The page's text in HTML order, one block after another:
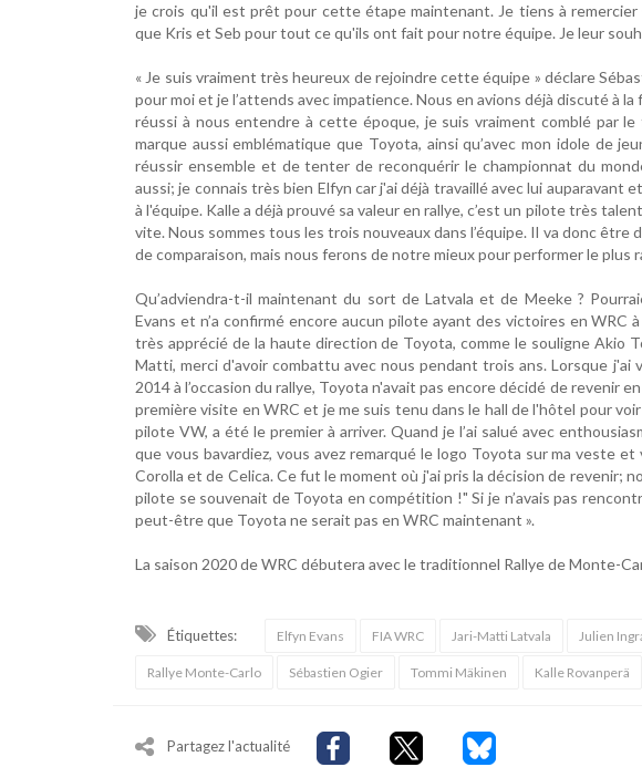
je crois qu'il est prêt pour cette étape maintenant. Je tiens à
que Kris et Seb pour tout ce qu'ils ont fait pour notre équipe. Je leur
« Je suis vraiment très heureux de rejoindre cette équipe » déclare
pour moi et je l’attends avec impatience. Nous en avions déjà discuté à la
réussi à nous entendre à cette époque, je suis vraiment comblé par
marque aussi emblématique que Toyota, ainsi qu’avec mon idole de
réussir ensemble et de tenter de reconquérir le championnat du
aussi; je connais très bien Elfyn car j'ai déjà travaillé avec lui auparavant
à l'équipe. Kalle a déjà prouvé sa valeur en rallye, c’est un pilote très
vite. Nous sommes tous les trois nouveaux dans l’équipe. Il va donc être
de comparaison, mais nous ferons de notre mieux pour performer le plus
Qu’adviendra-t-il maintenant du sort de Latvala et de Meeke ?
Evans et n’a confirmé encore aucun pilote ayant des victoires en WRC
très apprécié de la haute direction de Toyota, comme le souligne Akio
Matti, merci d'avoir combattu avec nous pendant trois ans. Lorsque j'ai
2014 à l’occasion du rallye, Toyota n'avait pas encore décidé de revenir
première visite en WRC et je me suis tenu dans le hall de l'hôtel pour
pilote VW, a été le premier à arriver. Quand je l’ai salué avec
que vous bavardiez, vous avez remarqué le logo Toyota sur ma veste
Corolla et de Celica. Ce fut le moment où j'ai pris la décision de revenir;
pilote se souvenait de Toyota en compétition !" Si je n’avais pas
peut-être que Toyota ne serait pas en WRC maintenant ».
La saison 2020 de WRC débutera avec le traditionnel Rallye de Monte-
Étiquettes: Elfyn Evans FIA WRC Jari-Matti Latvala Julien
Rallye Monte-Carlo Sébastien Ogier Tommi Mäkinen Kalle Rovanperä
Partagez l'actualité